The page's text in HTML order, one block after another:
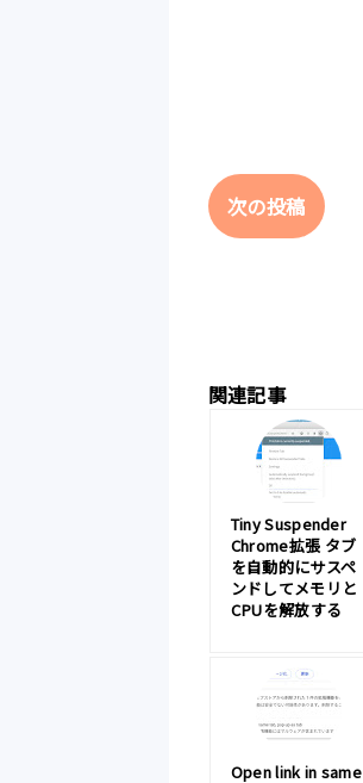
次の投稿
関連記事
Tiny Suspender
Chrome拡張 タブ
を自動的にサスペ
ンドしてメモリと
CPUを解放する
Open link in same